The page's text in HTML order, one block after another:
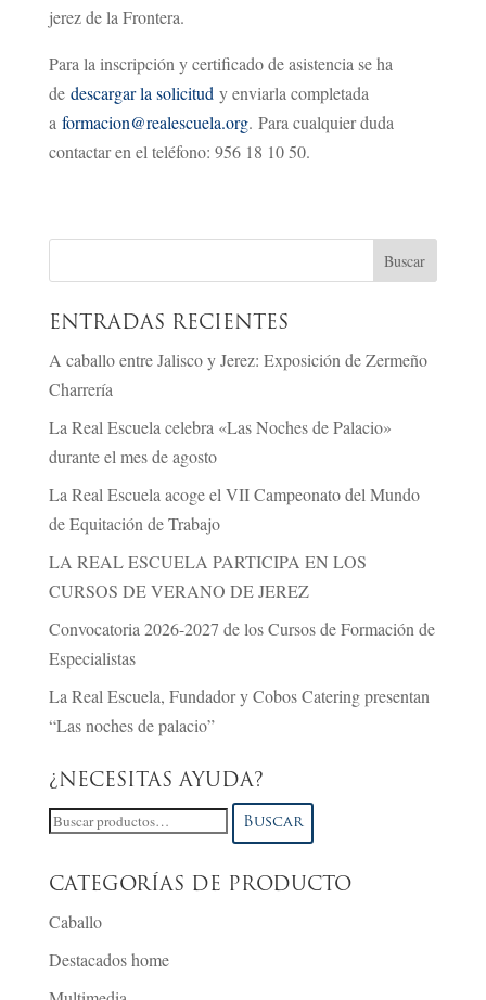
jerez de la Frontera.
Para la inscripción y certificado de asistencia se ha
de descargar la solicitud y enviarla completada
a formacion@realescuela.org. Para cualquier duda
contactar en el teléfono: 956 18 10 50.
ENTRADAS RECIENTES
A caballo entre Jalisco y Jerez: Exposición de Zermeño
Charrería
La Real Escuela celebra «Las Noches de Palacio»
durante el mes de agosto
La Real Escuela acoge el VII Campeonato del Mundo
de Equitación de Trabajo
LA REAL ESCUELA PARTICIPA EN LOS
CURSOS DE VERANO DE JEREZ
Convocatoria 2026-2027 de los Cursos de Formación de
Especialistas
La Real Escuela, Fundador y Cobos Catering presentan
“Las noches de palacio”
¿NECESITAS AYUDA?
Buscar
Buscar
CATEGORÍAS DE PRODUCTO
Caballo
Destacados home